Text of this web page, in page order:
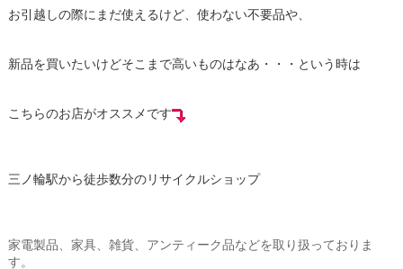
お引越しの際にまだ使えるけど、使わない不要品や、
新品を買いたいけどそこまで高いものはなあ・・・という時は
こちらのお店がオススメです
三ノ輪駅から徒歩数分のリサイクルショップ
家電製品、家具、雑貨、アンティーク品などを取り扱っておりま
す。